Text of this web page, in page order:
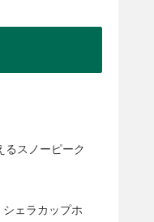
るスノーピーク
ェラカップホ